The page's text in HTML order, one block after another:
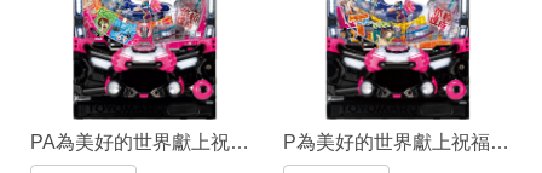
PA為美好的世界獻上祝福！99ver. P為美好的世界獻上祝福！199LT